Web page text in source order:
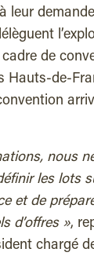
leur
de
Hauts-de-
nous
les lots
et de
d’offres »,
chargé